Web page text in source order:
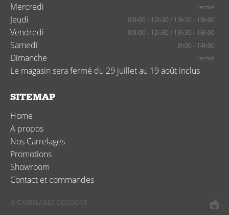
Mercredi Fermé
Jeudi 09h00 - 12h30 / 13h30 - 18h00
Vendredi 09h00 - 12h30 / 13h30 - 18h00
Samedi 8h00 - 14h00
Dimanche Fermé
Le magasin sera fermé du 29 juillet au 19 août inclus
SITEMAP
Home
A propos
Nos Carrelages
Promotions
Showroom
Contact et commandes
© CARRELAGES DISCOUNT